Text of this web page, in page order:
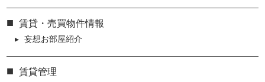
賃貸・売買物件情報
妄想お部屋紹介
賃貸管理